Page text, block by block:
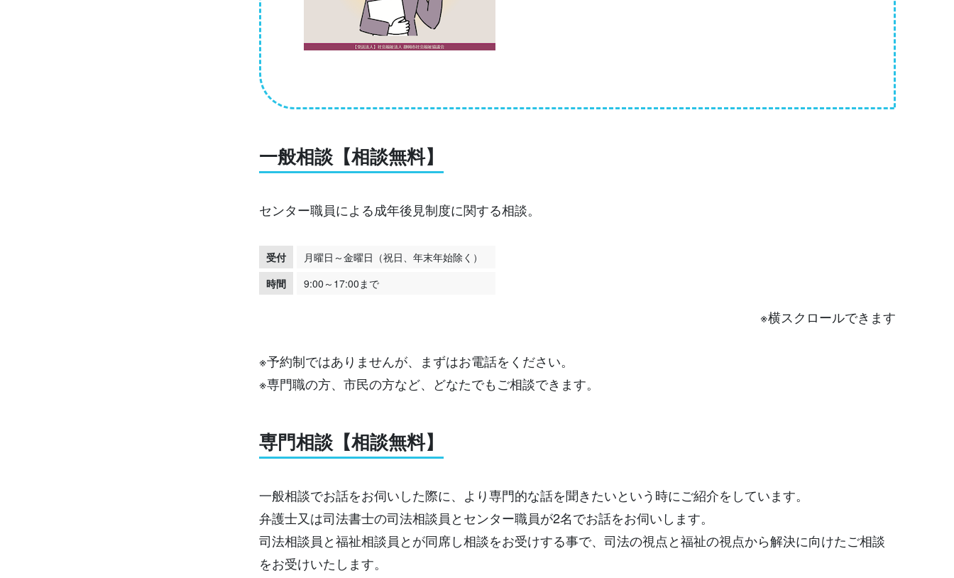
一般相談【相談無料】
センター職員による成年後見制度に関する相談。
受付
月曜日～金曜日（祝日、年末年始除く）
時間
9:00～17:00まで
※横スクロールできます
※予約制ではありませんが、まずはお電話をください。
※専門職の方、市民の方など、どなたでもご相談できます。
専門相談【相談無料】
一般相談でお話をお伺いした際に、より専門的な話を聞きたいという時にご紹介をしています。
弁護士又は司法書士の司法相談員とセンター職員が2名でお話をお伺いします。
司法相談員と福祉相談員とが同席し相談をお受けする事で、司法の視点と福祉の視点から解決に向けたご相談
をお受けいたします。